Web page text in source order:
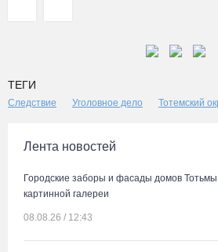
ТЕГИ
Следствие Уголовное дело Тотемский
Лента новостей
Городские заборы и фасады домов
картинной галереи
08.08.26 / 12:43